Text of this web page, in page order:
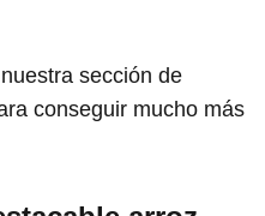
sección de
conseguir mucho más